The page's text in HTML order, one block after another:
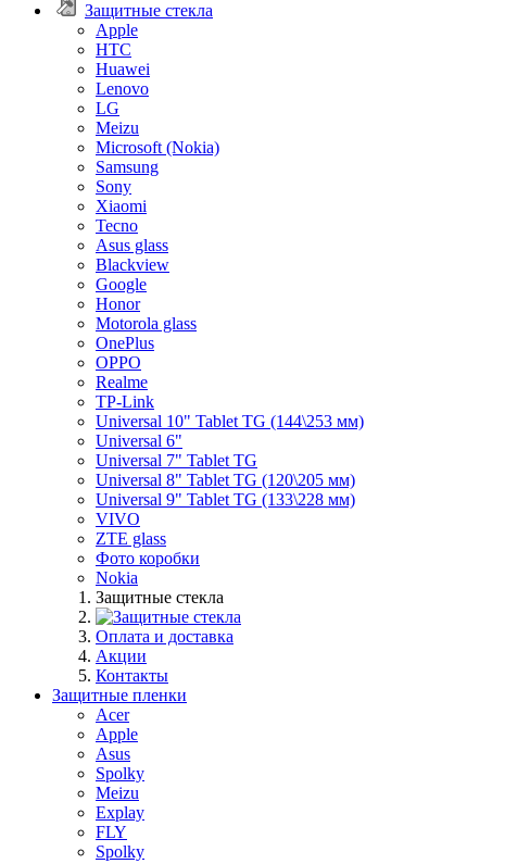
Защитные стекла
Apple
HTC
Huawei
Lenovo
LG
Meizu
Microsoft (Nokia)
Samsung
Sony
Xiaomi
Tecno
Asus glass
Blackview
Google
Honor
Motorola glass
OnePlus
OPPO
Realme
TP-Link
Universal 10" Tablet TG (144\253 мм)
Universal 6"
Universal 7" Tablet TG
Universal 8" Tablet TG (120\205 мм)
Universal 9" Tablet TG (133\228 мм)
VIVO
ZTE glass
Фото коробки
Nokia
Защитные стекла
Оплата и доставка
Акции
Контакты
Защитные пленки
Acer
Apple
Asus
Spolky
Meizu
Explay
FLY
Spolky